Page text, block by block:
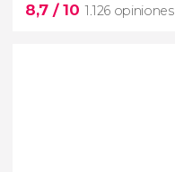
entrada a la Torre Eiffel
8,7 / 10 1.126 opiniones